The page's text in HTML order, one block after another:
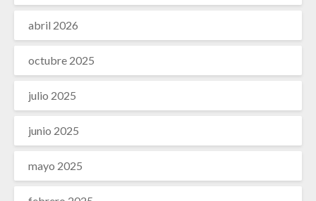
abril 2026
octubre 2025
julio 2025
junio 2025
mayo 2025